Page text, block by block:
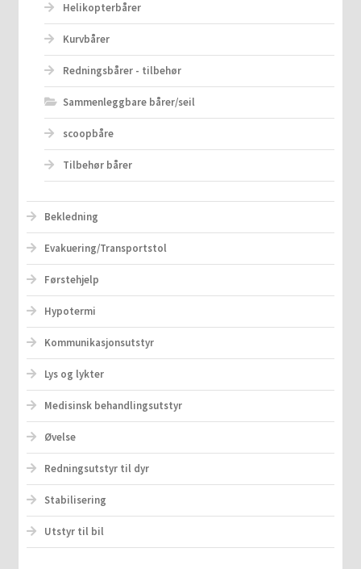
Helikopterbårer
Kurvbårer
Redningsbårer - tilbehør
Sammenleggbare bårer/seil
scoopbåre
Tilbehør bårer
Bekledning
Evakuering/Transportstol
Førstehjelp
Hypotermi
Kommunikasjonsutstyr
Lys og lykter
Medisinsk behandlingsutstyr
Øvelse
Redningsutstyr til dyr
Stabilisering
Utstyr til bil